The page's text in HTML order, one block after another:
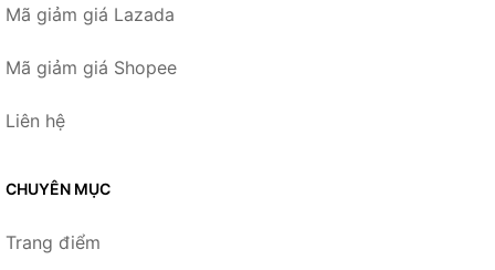
Mã giảm giá Lazada
Mã giảm giá Shopee
Liên hệ
CHUYÊN MỤC
Trang điểm